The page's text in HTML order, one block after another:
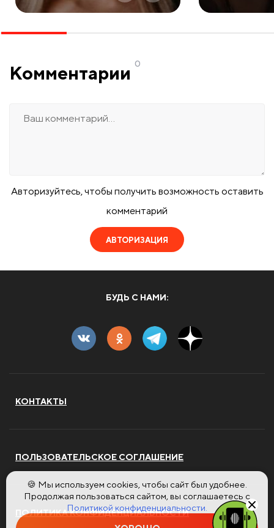
Комментарии 0
Авторизуйтесь, чтобы получить возможность оставить
комментарий
АВТОРИЗАЦИЯ
БУДЬ С НАМИ:
КОНТАКТЫ
ПОЛЬЗОВАТЕЛЬСКОЕ СОГЛАШЕНИЕ
ПОЛИТИКА КОНФИДЕНЦИАЛЬНОСТИ
🍪 Мы используем cookies, чтобы сайт был удобнее.
Продолжая пользоваться сайтом, вы соглашаетесь с
Политикой конфиденциальности.